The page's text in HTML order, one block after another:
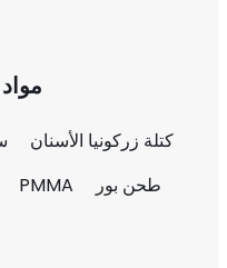
مواد CAD/CAM لطب الأسنان
كتلة زركونيا الأسنان
طحن بور
PMMA